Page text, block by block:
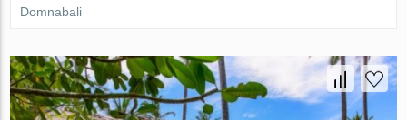
Domnabali